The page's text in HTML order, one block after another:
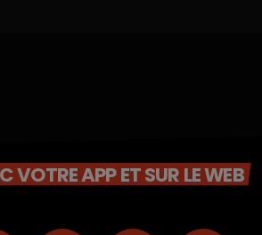
VOTRE APP ET SUR LE WEB